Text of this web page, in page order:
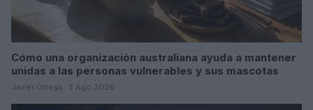
Cómo una organización australiana ayuda a mantener
unidas a las personas vulnerables y sus mascotas
Javier Ortega · 5 Ago 2026